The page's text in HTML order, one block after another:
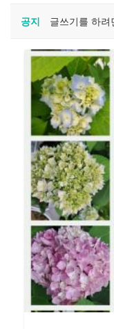
공지 글쓰기를 하